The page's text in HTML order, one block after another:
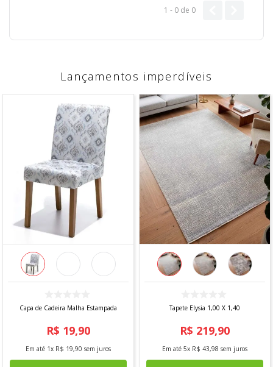
1 - 0 de 0
Lançamentos imperdíveis
Fita Antiderrapante Para Tapetes
R$ 12,90
Em até1 xR$ 12,90sem juros
Arara Standard Com Sapateira -
R$ 138,90
Em até3 xR$ 46,30sem juros